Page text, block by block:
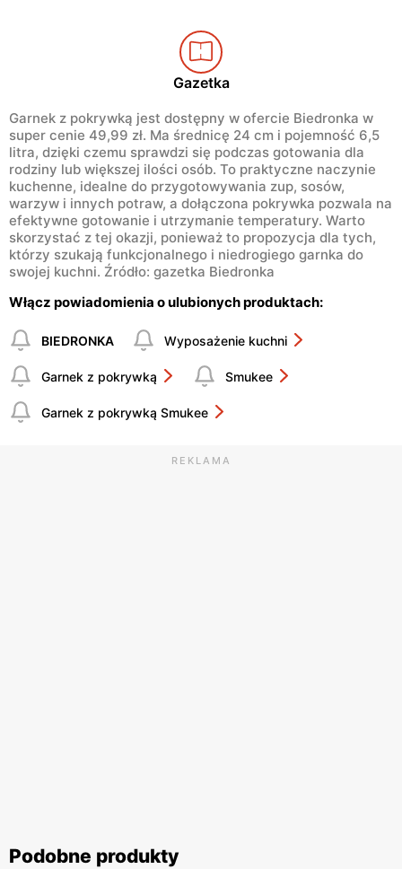
Gazetka
Garnek z pokrywką jest dostępny w ofercie Biedronka w
super cenie 49,99 zł. Ma średnicę 24 cm i pojemność 6,5
litra, dzięki czemu sprawdzi się podczas gotowania dla
rodziny lub większej ilości osób. To praktyczne naczynie
kuchenne, idealne do przygotowywania zup, sosów,
warzyw i innych potraw, a dołączona pokrywka pozwala na
efektywne gotowanie i utrzymanie temperatury. Warto
skorzystać z tej okazji, ponieważ to propozycja dla tych,
którzy szukają funkcjonalnego i niedrogiego garnka do
swojej kuchni. Źródło: gazetka Biedronka
Włącz powiadomienia o ulubionych produktach:
BIEDRONKA Wyposażenie kuchni
Garnek z pokrywką Smukee
Garnek z pokrywką Smukee
REKLAMA
Podobne produkty